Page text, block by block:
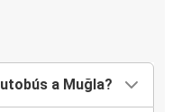
a Muğla?